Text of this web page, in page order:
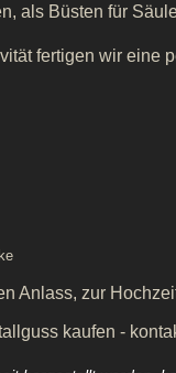
als Büsten für
fertigen wir eine
Anlass, zur
kaufen -